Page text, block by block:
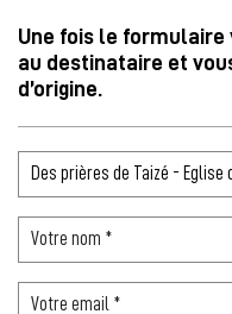
Une fois le formulaire
au destinataire et
d’origine.